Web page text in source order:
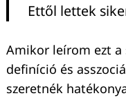
Ettől lettek
Amikor leírom ezt a
definíció és
szeretnék